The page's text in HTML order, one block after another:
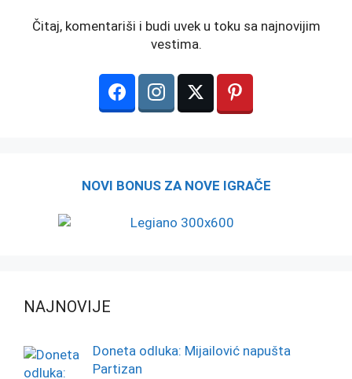
Čitaj, komentariši i budi uvek u toku sa najnovijim
vestima.
NOVI BONUS ZA NOVE IGRAČE
NAJNOVIJE
Doneta odluka: Mijailović napušta
Partizan